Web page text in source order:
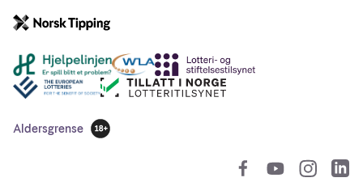
Andre lenker
Aldersgrense
18 år